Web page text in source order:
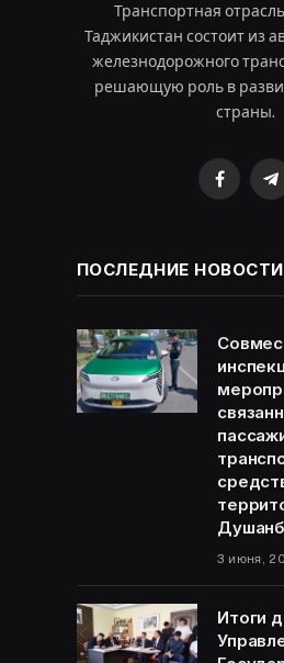
Транспортная
Таджикистан состоит из
железнодорожного
решающую роль в
страны.
ПОСЛЕДНИЕ НОВОСТИ
3 июня,
Итоги